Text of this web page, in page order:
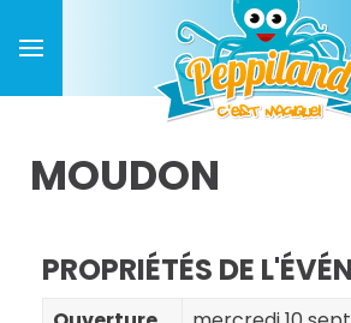
MOUDON
PROPRIÉTÉS DE